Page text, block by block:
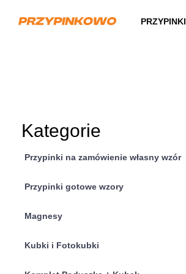
PRZYPINKI
Kategorie
Przypinki na zamówienie własny wzór
Przypinki gotowe wzory
Magnesy
Kubki i Fotokubki